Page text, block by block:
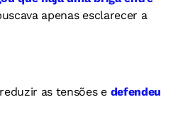
apenas esclarecer a
as tensões e defendeu